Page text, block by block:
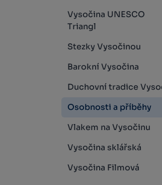
Vysočina UNESCO
Triangl
Stezky Vysočinou
Barokní Vysočina
Duchovní tradice
Osobnosti a příběhy
Vlakem na Vysočinu
Vysočina sklářská
Vysočina Filmová